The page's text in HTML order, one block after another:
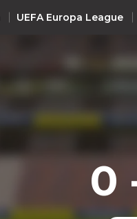
UEFA Europa League
Premier
0